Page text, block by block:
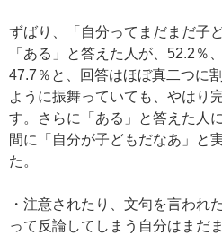
ずばり、「自分ってまだまだ子
「ある」と答えた人が、52.2％
47.7％と、回答はほぼ真二つに
ように振舞っていても、やはり
す。さらに「ある」と答えた人
間に「自分が子どもだなあ」と
た。
・注意されたり、文句を言われ
って反論してしまう自分はまだ